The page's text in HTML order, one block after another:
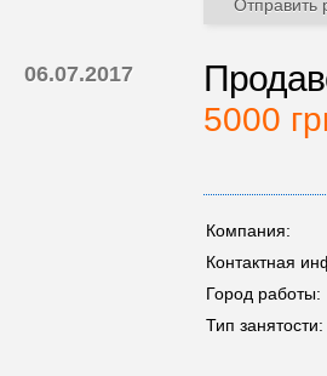
Отправить
06.07.2017
5000
Компания:
Контактная
Город работы:
Тип занятости: